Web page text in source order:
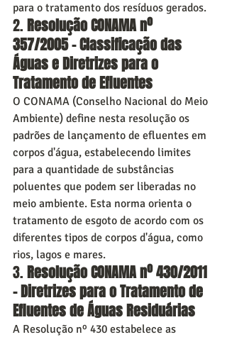
para o tratamento dos resíduos gerados.
2. Resolução CONAMA nº
357/2005 – Classificação das
Águas e Diretrizes para o
Tratamento de Efluentes
O CONAMA (Conselho Nacional do Meio
Ambiente) define nesta resolução os
padrões de lançamento de efluentes em
corpos d'água, estabelecendo limites
para a quantidade de substâncias
poluentes que podem ser liberadas no
meio ambiente. Esta norma orienta o
tratamento de esgoto de acordo com os
diferentes tipos de corpos d'água, como
rios, lagos e mares.
3. Resolução CONAMA nº 430/2011
– Diretrizes para o Tratamento de
Efluentes de Águas Residuárias
A Resolução nº 430 estabelece as